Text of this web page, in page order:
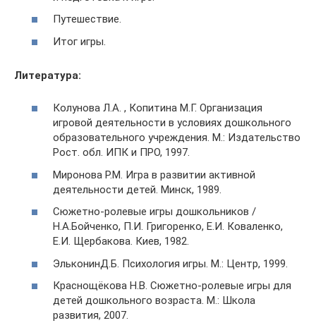
Путешествие.
Итог игры.
Литература:
Колунова Л.А. , Копитина М.Г. Организация
игровой деятельности в условиях дошкольного
образовательного учреждения. М.: Издательство
Рост. обл. ИПК и ПРО, 1997.
Миронова Р.М. Игра в развитии активной
деятельности детей. Минск, 1989.
Сюжетно-ролевые игры дошкольников /
Н.А.Бойченко, П.И. Григоренко, Е.И. Коваленко,
Е.И. Щербакова. Киев, 1982.
ЭльконинД.Б. Психология игры. М.: Центр, 1999.
Краснощёкова Н.В. Сюжетно-ролевые игры для
детей дошкольного возраста. М.: Школа
развития, 2007.